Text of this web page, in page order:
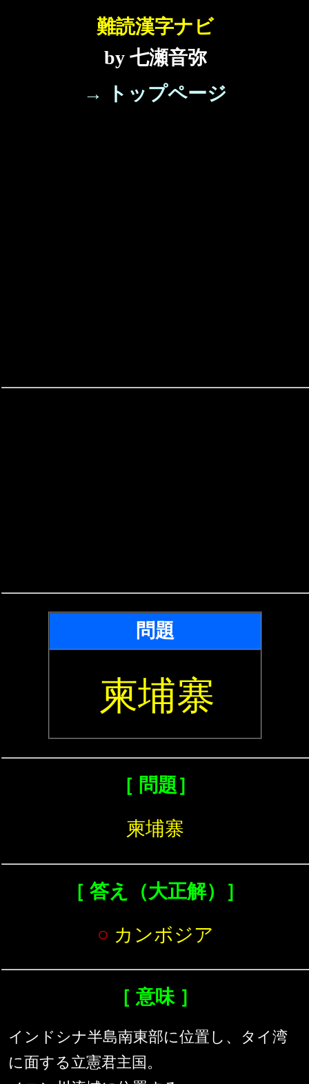
難読漢字ナビ
by 七瀬音弥
→ トップページ
問題
柬埔寨
［ 問題］
柬埔寨
［ 答え（大正解）］
○ カンボジア
［ 意味 ］
インドシナ半島南東部に位置し、タイ湾
に面する立憲君主国。